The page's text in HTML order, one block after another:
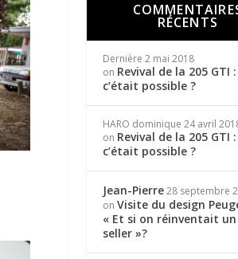
RÉCENTS
Dernière 2 mai 2018
on Revival de la 205 GTI
c’était possible ?
HARO dominique 24 avril
on Revival de la 205 GTI
c’était possible ?
Jean-Pierre28 septembre
on Visite du design
« Et si on réinventait
seller »?